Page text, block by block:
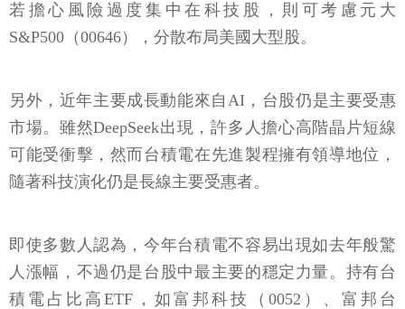
若擔心風險過度集中在科技股，則可考慮元大
S&P500（00646），分散布局美國大型股。
另外，近年主要成長動能來自AI，台股仍是主要受惠
市場。雖然DeepSeek出現，許多人擔心高階晶片短線
可能受衝擊，然而台積電在先進製程擁有領導地位，
隨著科技演化仍是長線主要受惠者。
即使多數人認為，今年台積電不容易出現如去年般驚
人漲幅，不過仍是台股中最主要的穩定力量。持有台
積電占比高ETF，如富邦科技（0052）、富邦台